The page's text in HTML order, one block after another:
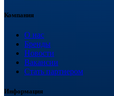
Компания
О нас
Бренды
Новости
Вакансии
Стать партнером
Информация